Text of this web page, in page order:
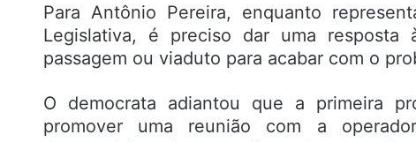
Para Antônio Pereira, enquanto
Legislativa, é preciso dar uma resposta
passagem ou viaduto para acabar com o
O democrata adiantou que a primeira
promover uma reunião com a